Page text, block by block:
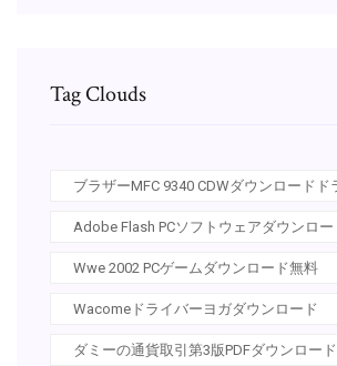
Tag Clouds
ブラザーMFC 9340 CDWダウンロードド
Adobe Flash PCソフトウェアダウンロー
Wwe 2002 PCゲームダウンロード無料
Wacomeドライバーヨガダウンロード
ダミーの通貨取引第3版PDFダウンロード